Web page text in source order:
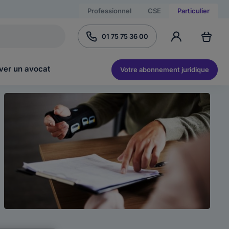
Professionnel CSE Particulier
01 75 75 36 00
un avocat Votre abonnement juridique